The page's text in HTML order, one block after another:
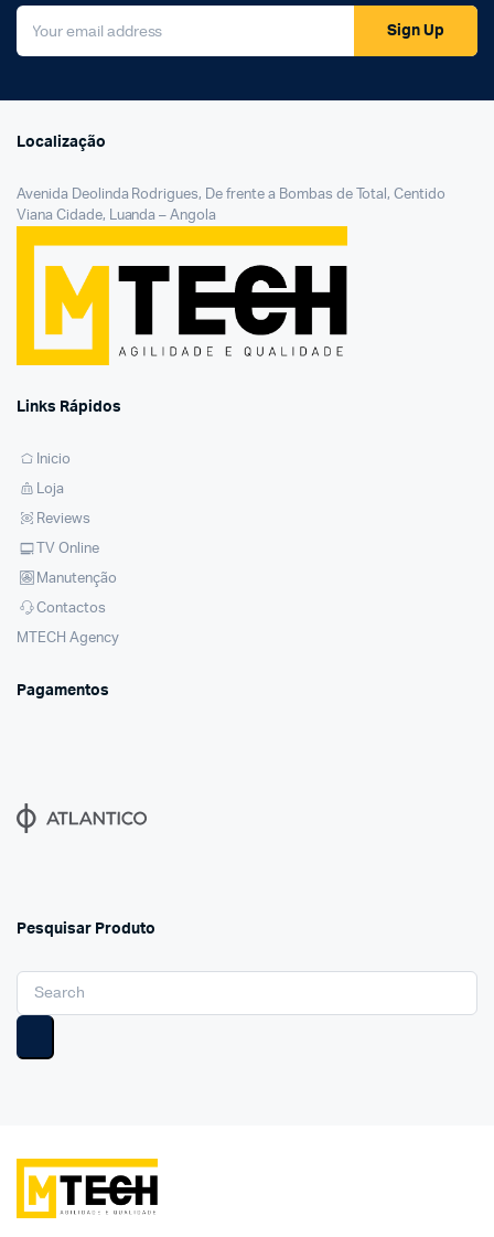
Sign Up
Localização
Avenida Deolinda Rodrigues, De frente a Bombas de Total, Centido
Viana Cidade, Luanda – Angola
Links Rápidos
Inicio
Loja
Reviews
TV Online
Manutenção
Contactos
MTECH Agency
Pagamentos
Pesquisar Produto